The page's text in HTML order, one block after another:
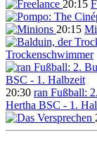
20:15
20:15
Trockenschwimmer
20:30 ran Fußball:
Hertha BSC - 1.